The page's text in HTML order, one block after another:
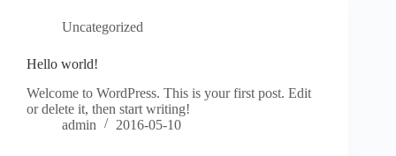
Uncategorized
Hello world!
Welcome to WordPress. This is your first post. Edit
or delete it, then start writing!
admin
2016-05-10